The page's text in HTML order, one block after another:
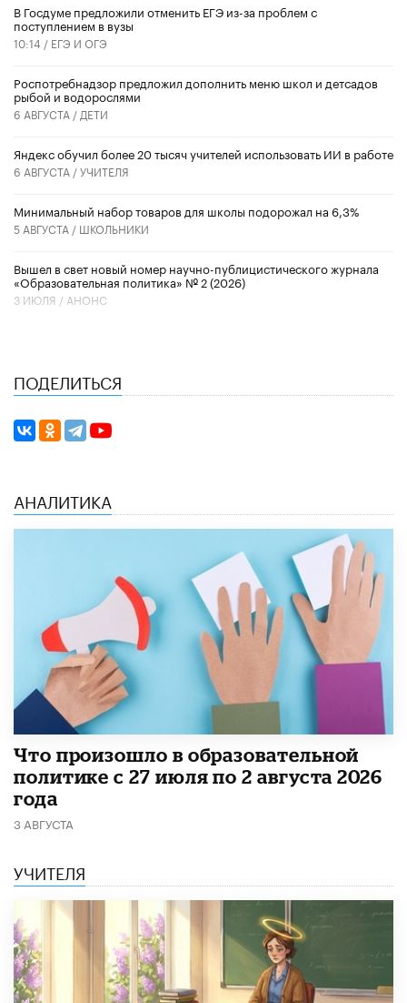
В Госдуме предложили отменить ЕГЭ из-за проблем с
поступлением в вузы
10:14 / ЕГЭ И ОГЭ
Роспотребнадзор предложил дополнить меню школ и детсадов
рыбой и водорослями
6 АВГУСТА / ДЕТИ
​Яндекс обучил более 20 тысяч учителей использовать ИИ в работе
6 АВГУСТА /УЧИТЕЛЯ
Минимальный набор товаров для школы подорожал на 6,3%
5 АВГУСТА / ШКОЛЬНИКИ
Вышел в свет новый номер научно-публицистического журнала
«Образовательная политика» № 2 (2026)
3 ИЮЛЯ / АНОНС
ПОДЕЛИТЬСЯ
АНАЛИТИКА
​Что произошло в образовательной
политике с 27 июля по 2 августа 2026
года
3 АВГУСТА
УЧИТЕЛЯ